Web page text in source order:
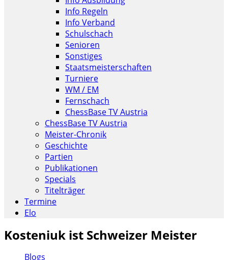
Info Regeln
Info Verband
Schulschach
Senioren
Sonstiges
Staatsmeisterschaften
Turniere
WM / EM
Fernschach
ChessBase TV Austria
ChessBase TV Austria
Meister-Chronik
Geschichte
Partien
Publikationen
Specials
Titelträger
Termine
Elo
Kosteniuk ist Schweizer Meister
Blogs